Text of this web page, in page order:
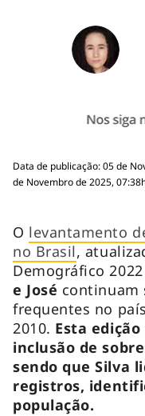
Data de publicação: 05 de
de Novembro de 2025,
O levantamento
no Brasil,
Demográfico
e José continuam
frequentes no
2010. Esta
inclusão de
sendo que Silva
registros,
população.